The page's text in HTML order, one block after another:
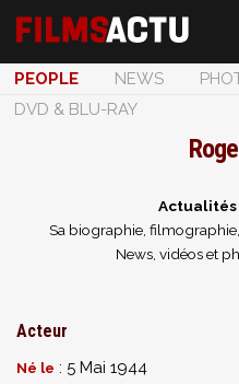
PEOPLE NEWS
DVD & BLU-RAY
Actualités
Sa biographie,
News, vidéos et
Acteur
Né le : 5 Mai 1944